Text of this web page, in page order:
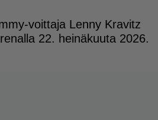
voittaja Lenny Kravitz
22. heinäkuuta 2026.